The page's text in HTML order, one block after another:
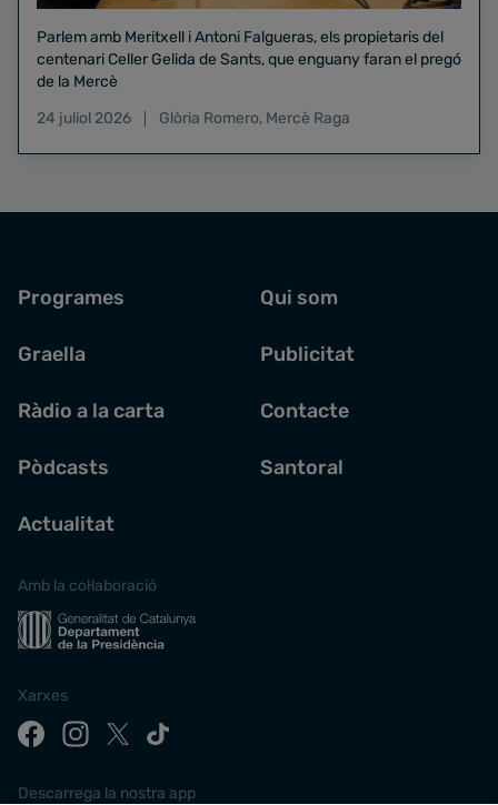
Parlem amb Meritxell i Antoni Falgueras, els propietaris del
centenari Celler Gelida de Sants, que enguany faran el pregó
de la Mercè
24 juliol 2026
Glòria Romero, Mercè Raga
Programes
Graella
Ràdio a la carta
Pòdcasts
Actualitat
Qui som
Publicitat
Contacte
Santoral
Amb la col·laboració
Xarxes
Descarrega la nostra app